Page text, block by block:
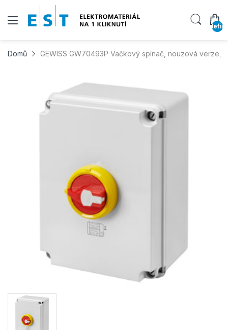
Domů GEWISS GW70493P Vačkový spínač, nouzová verze,